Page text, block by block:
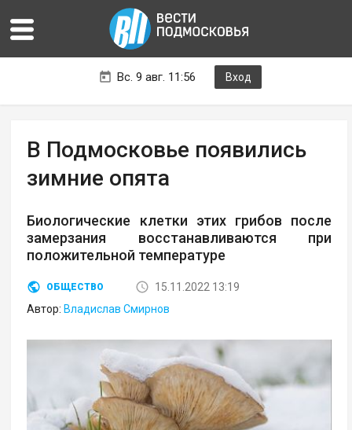
Вс. 9 авг. 11:56 Вход
В Подмосковье появились
зимние опята
Биологические клетки этих грибов после
замерзания восстанавливаются при
положительной температуре
ОБЩЕСТВО
15.11.2022 13:19
Автор: Владислав Смирнов